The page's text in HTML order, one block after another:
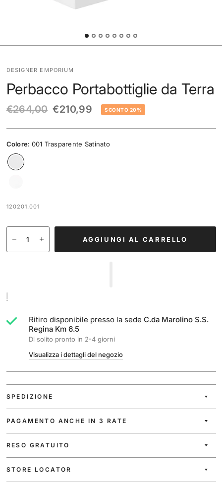
DESIGNER EMPORIUM
Perbacco Portabottiglie da Terra
€264,00 €210,99 SCONTO 20%
Colore: 001 Trasparente Satinato
120201.001
AGGIUNGI AL CARRELLO
Ritiro disponibile presso la sede C.da Marolino S.S.
Regina Km 6.5
Di solito pronto in 2-4 giorni
Visualizza i dettagli del negozio
SPEDIZIONE
PAGAMENTO ANCHE IN 3 RATE
RESO GRATUITO
STORE LOCATOR